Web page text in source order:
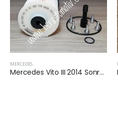
Mercedes Vito III 2014 Sonrası 111 Cdi Yakıt Filtresi